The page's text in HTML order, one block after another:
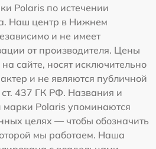
Polaris по истечении
Наш центр в Нижнем
и не имеет
от производителя. Цены
сайте, носят исключительно
и не являются публичной
437 ГК РФ. Названия и
марки Polaris упоминаются
целях — чтобы обозначить
мы работаем. Наша